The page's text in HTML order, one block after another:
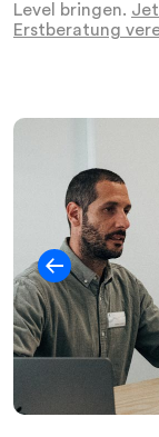
Level bringen.
Erstberatung